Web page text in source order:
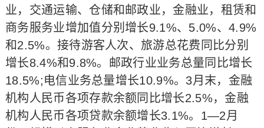
业，交通运输、仓储和邮政业，金融业，租赁和
商务服务业增加值分别增长9.1%、5.0%、4.9%
和2.5%。接待游客人次、旅游总花费同比分别
增长8.4%和9.8%。邮政行业业务总量同比增长
18.5%;电信业务总量增长10.9%。3月末，金融
机构人民币各项存款余额同比增长2.5%，金融
机构人民币各项贷款余额增长3.1%。1—2月